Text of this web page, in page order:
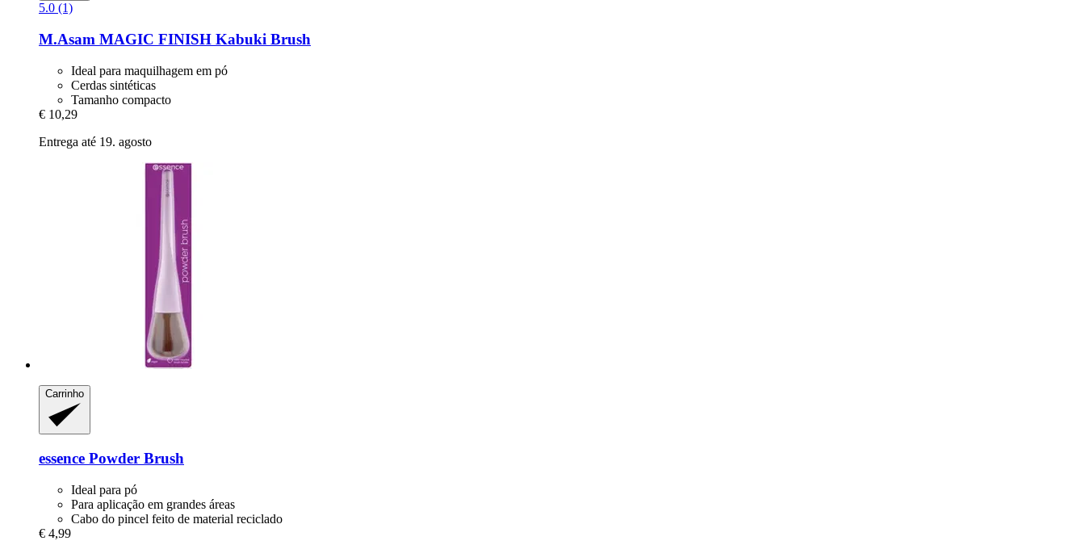
5.0 (1)
M.Asam MAGIC FINISH Kabuki Brush
Ideal para maquilhagem em pó
Cerdas sintéticas
Tamanho compacto
€ 10,29
Entrega até 19. agosto
Carrinho
essence Powder Brush
Ideal para pó
Para aplicação em grandes áreas
Cabo do pincel feito de material reciclado
€ 4,99